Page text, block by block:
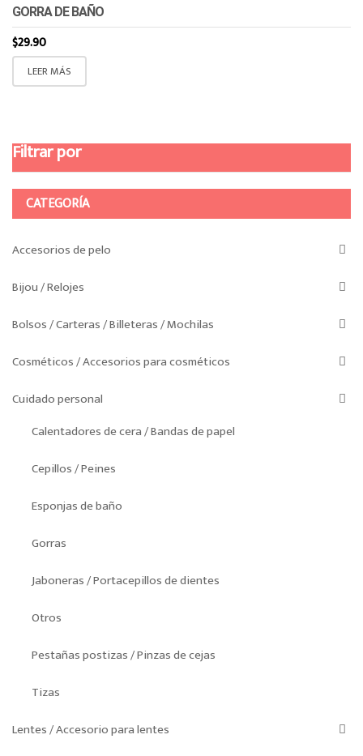
GORRA DE BAÑO
$29.90
LEER MÁS
Filtrar por
CATEGORÍA
Accesorios de pelo
Bijou / Relojes
Bolsos / Carteras / Billeteras / Mochilas
Cosméticos / Accesorios para cosméticos
Cuidado personal
Calentadores de cera / Bandas de papel
Cepillos / Peines
Esponjas de baño
Gorras
Jaboneras / Portacepillos de dientes
Otros
Pestañas postizas / Pinzas de cejas
Tizas
Lentes / Accesorio para lentes